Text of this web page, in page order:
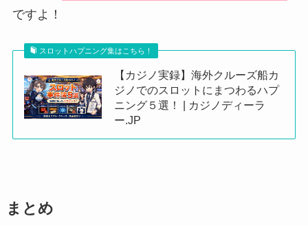
ですよ！
スロットハプニング集はこちら！
【カジノ実録】海外クルーズ船カ
ジノでのスロットにまつわるハプ
ニング５選！ | カジノディーラ
ー.JP
まとめ